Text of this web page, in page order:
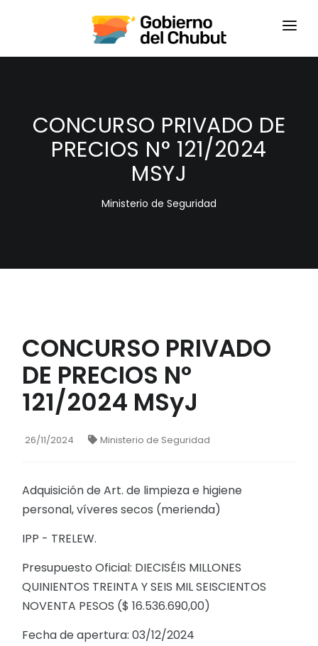
HOME
CONCURSO PRIVADO DE
PRECIOS N° 121/2024
MSYJ
Ministerio de Seguridad
CONCURSO PRIVADO
DE PRECIOS N°
121/2024 MSyJ
26/11/2024 Ministerio de Seguridad
Adquisición de Art. de limpieza e higiene
personal, víveres secos (merienda)
IPP - TRELEW.
Presupuesto Oficial: DIECISÉIS MILLONES
QUINIENTOS TREINTA Y SEIS MIL SEISCIENTOS
NOVENTA PESOS ($ 16.536.690,00)
Fecha de apertura: 03/12/2024